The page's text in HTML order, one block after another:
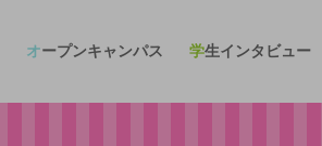
オープンキャンパス 学生インタビュー